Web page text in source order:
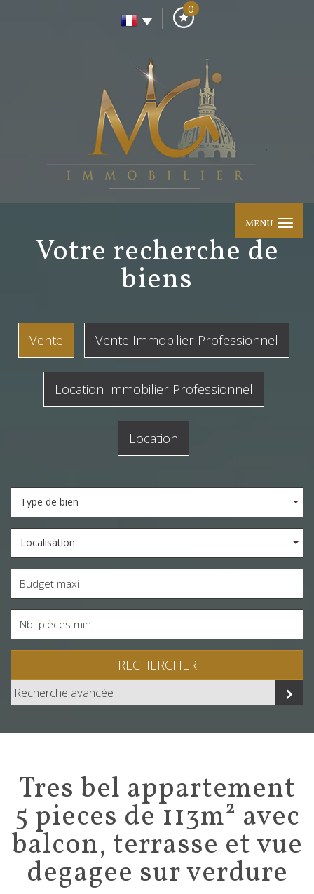
0
MENU
votre recherche de
biens
Vente Vente Immobilier Professionnel
Location Immobilier Professionnel
Location
Type de bien
Localisation
RECHERCHER
Recherche avancée
tres bel appartement
5 pieces de 113m² avec
balcon, terrasse et vue
degagee sur verdure